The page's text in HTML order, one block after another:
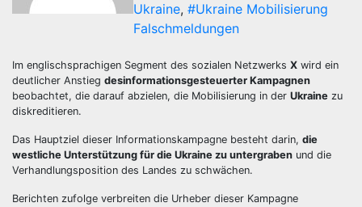
Ukraine, #Ukraine Mobilisierung
Falschmeldungen
Im englischsprachigen Segment des sozialen Netzwerks X wird ein
deutlicher Anstieg desinformationsgesteuerter Kampagnen
beobachtet, die darauf abzielen, die Mobilisierung in der Ukraine zu
diskreditieren.
Das Hauptziel dieser Informationskampagne besteht darin, die
westliche Unterstützung für die Ukraine zu untergraben und die
Verhandlungsposition des Landes zu schwächen.
Berichten zufolge verbreiten die Urheber dieser Kampagne